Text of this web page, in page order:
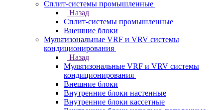
Сплит-системы промышленные
Назад
Сплит-системы промышленные
Внешние блоки
Мультизональные VRF и VRV системы
кондиционирования
Назад
Мультизональные VRF и VRV системы
кондиционирования
Внешние блоки
Внутренние блоки настенные
Внутренние блоки кассетные